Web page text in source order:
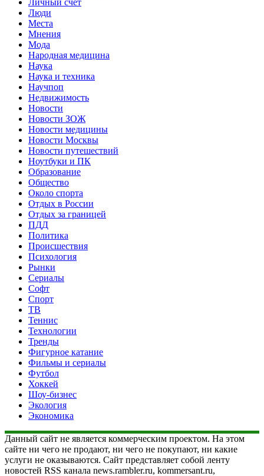
Люди
Места
Мнения
Мода
Народная медицина
Наука
Наука и техника
Научпоп
Недвижимость
Новости
Новости ЗОЖ
Новости медицины
Новости Москвы
Новости путешествий
Ноутбуки и ПК
Образование
Общество
Около спорта
Отдых в России
Отдых за границей
ПДД
Политика
Происшествия
Психология
Рынки
Сериалы
Софт
Спорт
ТВ
Теннис
Технологии
Тренды
Фигурное катание
Фильмы и сериалы
Футбол
Хоккей
Шоу-бизнес
Экология
Экономика
Данный сайт не является коммерческим проектом. На этом
сайте ни чего не продают, ни чего не покупают, ни какие
услуги не оказываются. Сайт представляет собой ленту
новостей RSS канала news.rambler.ru, kommersant.ru,